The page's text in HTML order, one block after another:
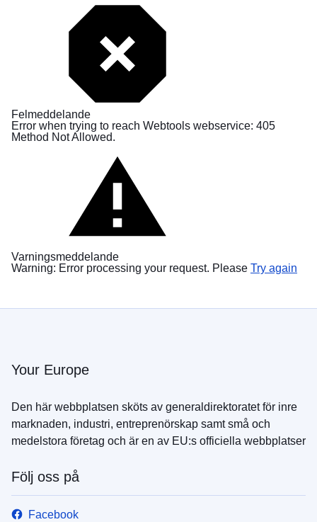
Felmeddelande
Error when trying to reach Webtools webservice: 405
Method Not Allowed.
Varningsmeddelande
Warning: Error processing your request. Please Try again
Your Europe
Den här webbplatsen sköts av generaldirektoratet för inre
marknaden, industri, entreprenörskap samt små och
medelstora företag och är en av EU:s officiella webbplatser
Följ oss på
Facebook